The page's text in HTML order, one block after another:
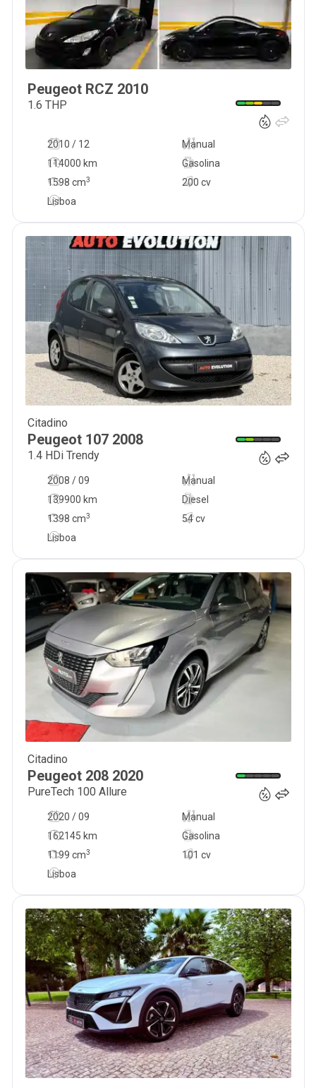
Peugeot RCZ 2010
1.6 THP
2010 / 12
Manual
114000 km
200 cv
Gasolina
1598 cm3
Lisboa
Citadino
Peugeot 107 2008
1.4 HDi Trendy
2008 / 09
Manual
139900 km
54 cv
Diesel
1398 cm3
Lisboa
Citadino
Peugeot 208 2020
PureTech 100 Allure
2020 / 09
Manual
162145 km
101 cv
Gasolina
1199 cm3
Lisboa